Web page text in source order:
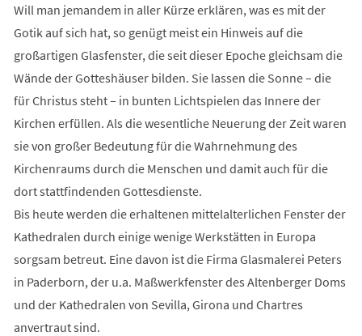
Will man jemandem in aller Kürze erklären, was es mit der
Gotik auf sich hat, so genügt meist ein Hinweis auf die
großartigen Glasfenster, die seit dieser Epoche gleichsam die
Wände der Gotteshäuser bilden. Sie lassen die Sonne – die
für Christus steht – in bunten Lichtspielen das Innere der
Kirchen erfüllen. Als die wesentliche Neuerung der Zeit waren
sie von großer Bedeutung für die Wahrnehmung des
Kirchenraums durch die Menschen und damit auch für die
dort stattfindenden Gottesdienste.
Bis heute werden die erhaltenen mittelalterlichen Fenster der
Kathedralen durch einige wenige Werkstätten in Europa
sorgsam betreut. Eine davon ist die Firma Glasmalerei Peters
in Paderborn, der u.a. Maßwerkfenster des Altenberger Doms
und der Kathedralen von Sevilla, Girona und Chartres
anvertraut sind.